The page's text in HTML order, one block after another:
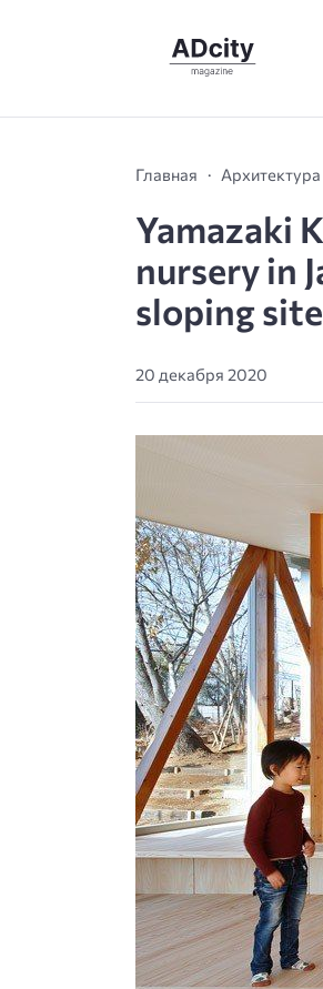
Главная
Yamazaki
nursery in
sloping site
20 декабря 2020